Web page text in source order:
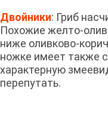
Двойники: Гриб
Похожие желто-
ниже оливково-
ножке имеет также
характерную
перепутать.